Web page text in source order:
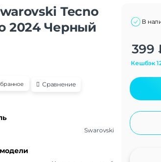
Tecno
2024 Черный
Сравнение
Swarovski
В
399
Кешбэк